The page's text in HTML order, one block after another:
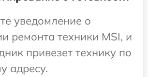
уведомление о
ремонта техники MSI, и
привезет технику по
адресу.